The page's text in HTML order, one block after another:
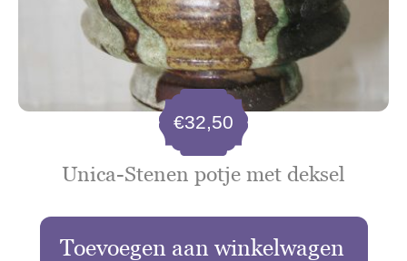
Unica-Stenen potje met deksel
€32,50
Toevoegen aan winkelwagen